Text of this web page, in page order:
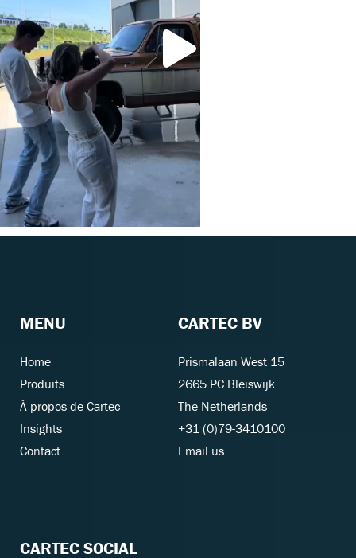
MENU
Home
Produits
À propos de Cartec
Insights
Contact
CARTEC BV
Prismalaan West 15
2665 PC Bleiswijk
The Netherlands
+31 (0)79-3410100
Email us
CARTEC SOCIAL